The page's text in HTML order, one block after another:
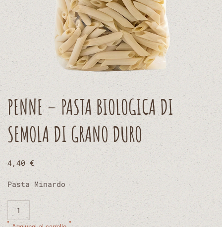
PENNE – PASTA BIOLOGICA DI
SEMOLA DI GRANO DURO
4,40 €
Pasta Minardo
Penne
–